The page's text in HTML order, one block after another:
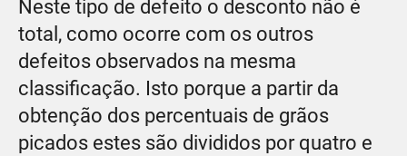
Neste tipo de defeito o desconto não é
total, como ocorre com os outros
defeitos observados na mesma
classificação. Isto porque a partir da
obtenção dos percentuais de grãos
picados estes são divididos por quatro e